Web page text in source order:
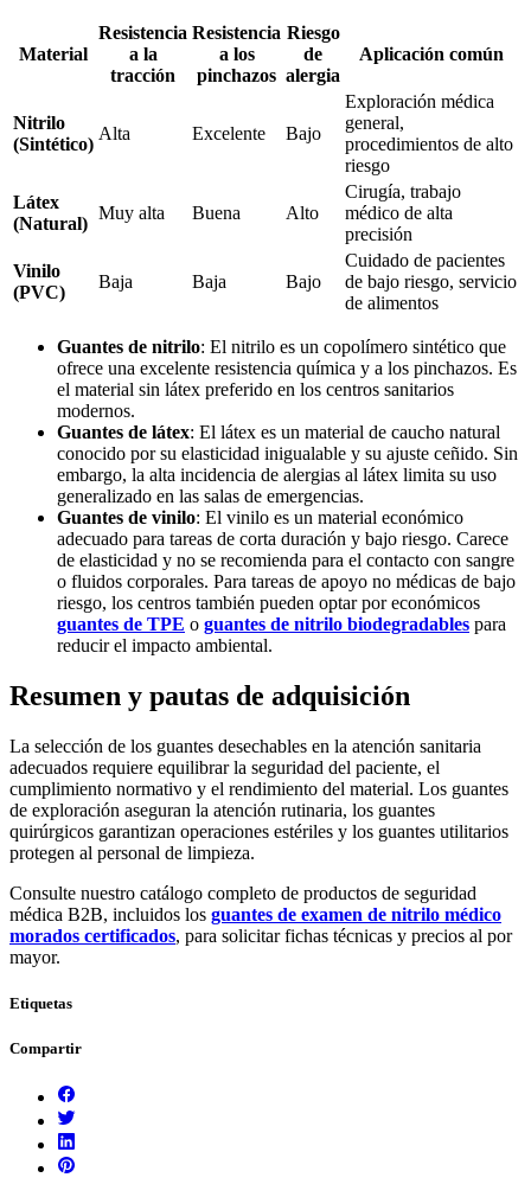
Material
Resistencia
a la
tracción
Resistencia
a los
pinchazos
Riesgo
de
alergia
Aplicación común
Nitrilo
(Sintético)
Alta Excelente Bajo
Exploración médica
general,
procedimientos de alto
riesgo
Látex
(Natural)
Muy alta Buena Alto
Cirugía, trabajo
médico de alta
precisión
Vinilo
(PVC)
Baja Baja Bajo
Cuidado de pacientes
de bajo riesgo, servicio
de alimentos
Guantes de nitrilo: El nitrilo es un copolímero sintético que
ofrece una excelente resistencia química y a los pinchazos. Es
el material sin látex preferido en los centros sanitarios
modernos.
Guantes de látex: El látex es un material de caucho natural
conocido por su elasticidad inigualable y su ajuste ceñido. Sin
embargo, la alta incidencia de alergias al látex limita su uso
generalizado en las salas de emergencias.
Guantes de vinilo: El vinilo es un material económico
adecuado para tareas de corta duración y bajo riesgo. Carece
de elasticidad y no se recomienda para el contacto con sangre
o fluidos corporales. Para tareas de apoyo no médicas de bajo
riesgo, los centros también pueden optar por económicos
guantes de TPE o guantes de nitrilo biodegradables para
reducir el impacto ambiental.
Resumen y pautas de adquisición
La selección de los guantes desechables en la atención sanitaria
adecuados requiere equilibrar la seguridad del paciente, el
cumplimiento normativo y el rendimiento del material. Los guantes
de exploración aseguran la atención rutinaria, los guantes
quirúrgicos garantizan operaciones estériles y los guantes utilitarios
protegen al personal de limpieza.
Consulte nuestro catálogo completo de productos de seguridad
médica B2B, incluidos los guantes de examen de nitrilo médico
morados certificados, para solicitar fichas técnicas y precios al por
mayor.
Etiquetas
Compartir